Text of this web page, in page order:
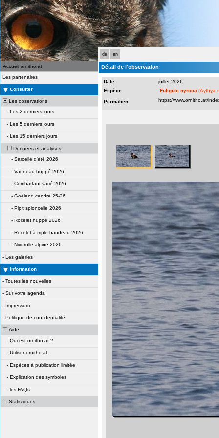
de en
Accueil ornitho.at
Les partenaires
Consulter
Les observations
- Les 2 derniers jours
- Les 5 derniers jours
- Les 15 derniers jours
Données et analyses
- Sarcelle d'été 2026
- Vanneau huppé 2026
- Combattant varié 2026
- Goéland cendré 25-26
- Pipit spioncelle 2026
- Roitelet huppé 2026
- Roitelet à triple bandeau 2026
- Niverolle alpine 2026
- Les galeries
Information
- Toutes les nouvelles
- Sur votre agenda
- Impressum
- Politique de confidentialité
Aide
- Qui est ornitho.at ?
- Utiliser ornitho.at
- Espèces à publication limitée
- Explication des symboles
- les FAQs
Statistiques
Détail de l'observation
Date
juillet 2026
Espèce
Fuligule nyroca (Aythya
Permalien